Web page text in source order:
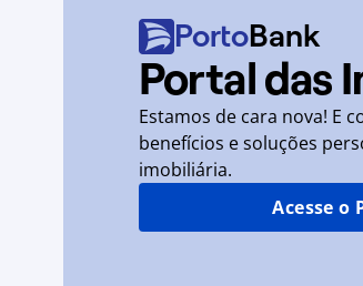
portoseguroPortoBank
Portal das
Estamos de cara nova! E
benefícios e soluções
imobiliária.
Acesse o